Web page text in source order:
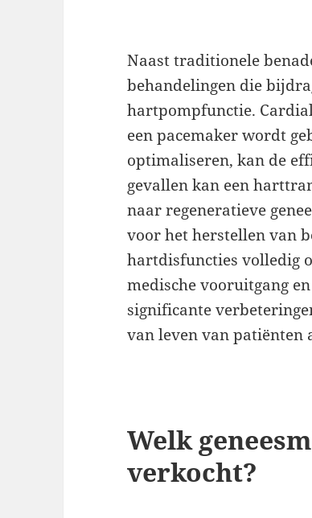
Naast traditionele
behandelingen die
hartpompfunctie.
een pacemaker wordt
optimaliseren, kan de
gevallen kan een
naar regeneratieve
voor het herstellen van
hartdisfuncties volledig
medische vooruitgang
significante
van leven van patiënten
Welk
verkocht?